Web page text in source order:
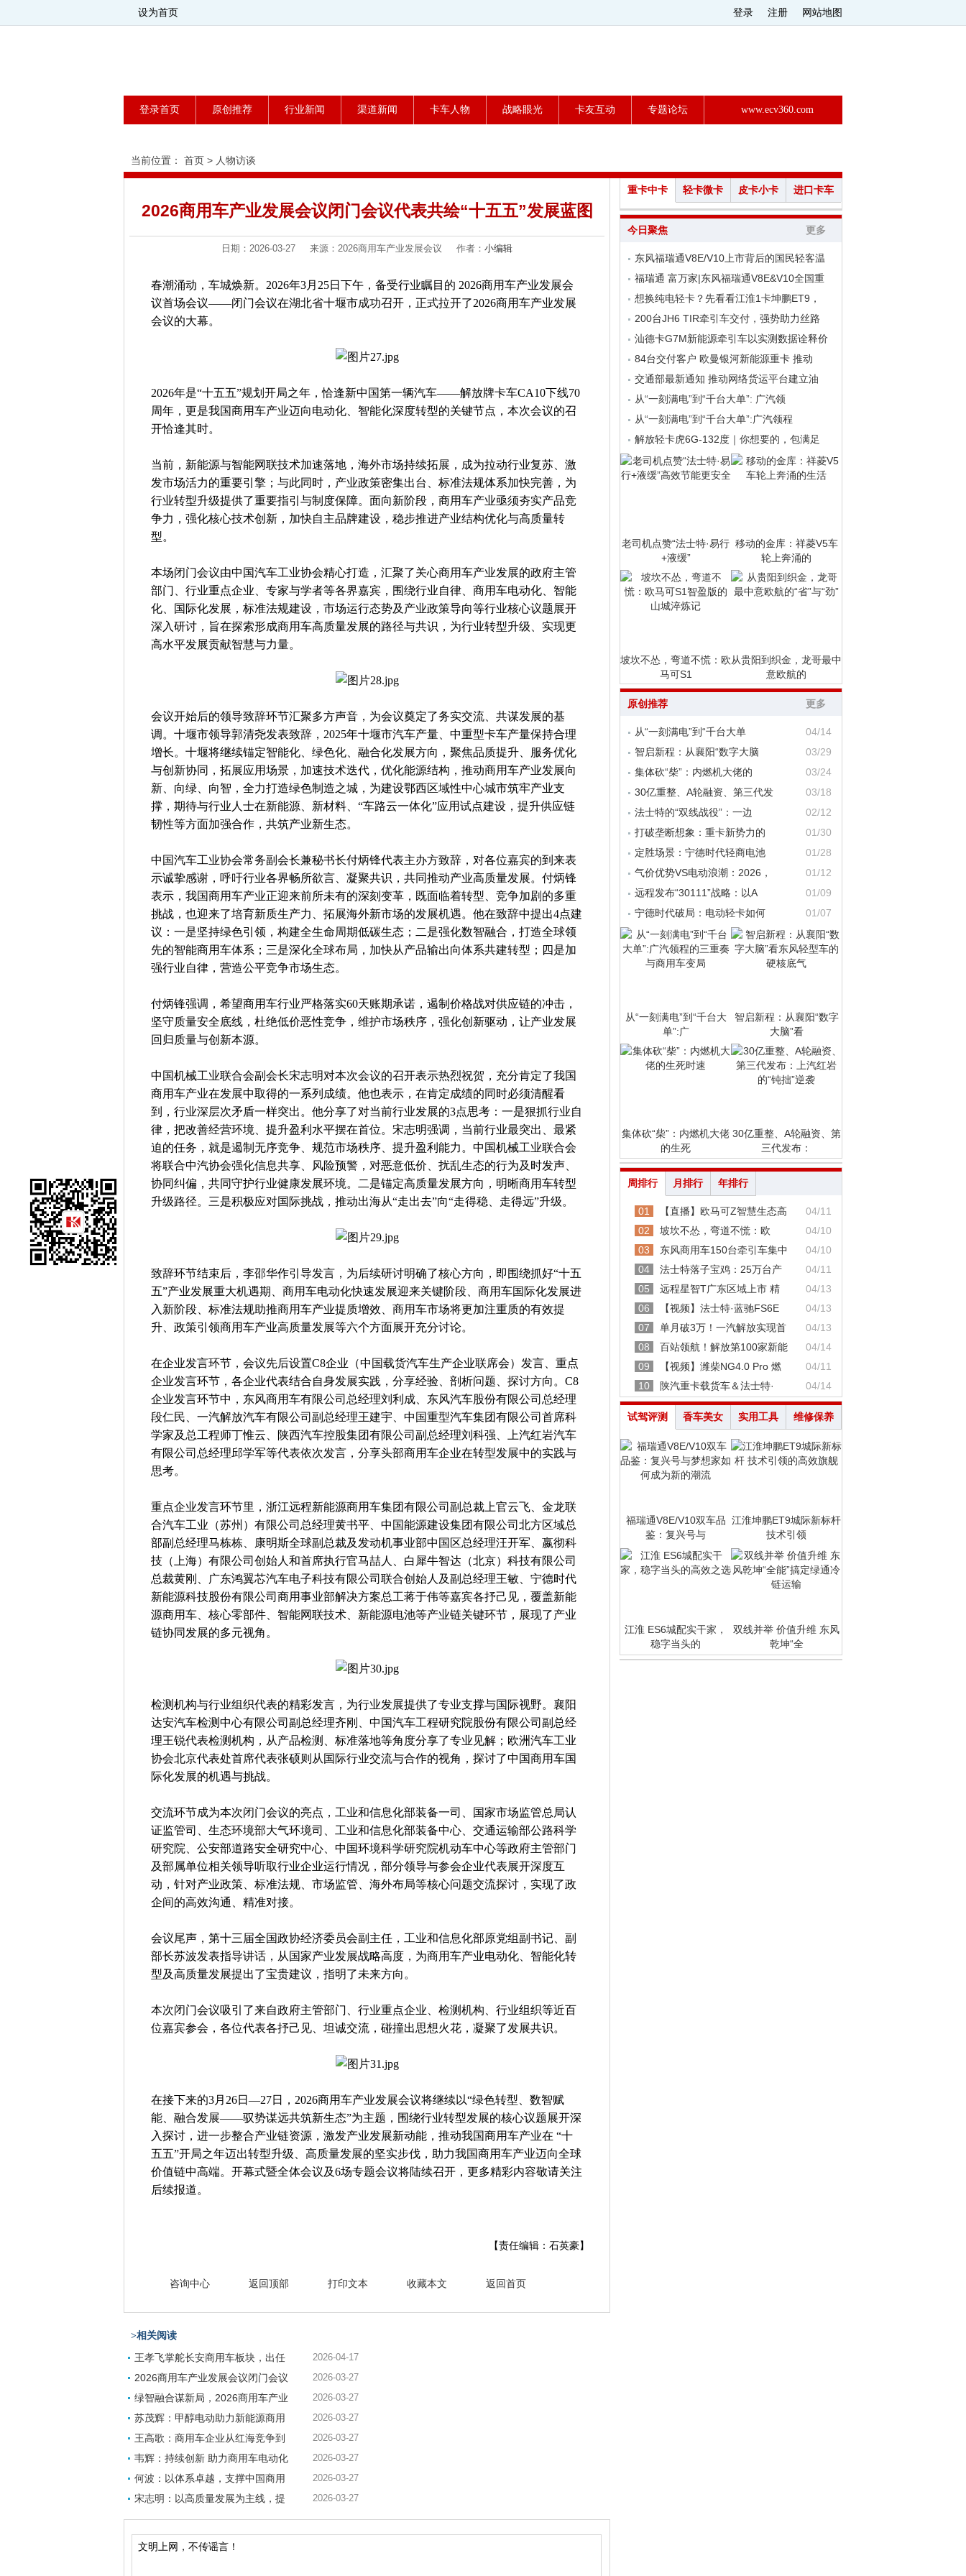
设为首页 登录 注册 网站地图
登录首页 原创推荐 行业新闻 渠道新闻 卡车人物 战略眼光 卡友互动 专题论坛 www.ecv360.com
当前位置： 首页 > 人物访谈
2026商用车产业发展会议闭门会议代表共绘“十五五”发展蓝图
日期：2026-03-27 来源：2026商用车产业发展会议 作者： 小编辑
春潮涌动，车城焕新。2026年3月25日下午，备受行业瞩目的 2026商用车产业发展会
议首场会议——闭门会议在湖北省十堰市成功召开，正式拉开了2026商用车产业发展
会议的大幕。
2026年是“十五五”规划开局之年，恰逢新中国第一辆汽车——解放牌卡车CA10下线70
周年，更是我国商用车产业迈向电动化、智能化深度转型的关键节点，本次会议的召
开恰逢其时。
当前，新能源与智能网联技术加速落地，海外市场持续拓展，成为拉动行业复苏、激
发市场活力的重要引擎；与此同时，产业政策密集出台、标准法规体系加快完善，为
行业转型升级提供了重要指引与制度保障。面向新阶段，商用车产业亟须夯实产品竞
争力，强化核心技术创新，加快自主品牌建设，稳步推进产业结构优化与高质量转
型。
本场闭门会议由中国汽车工业协会精心打造，汇聚了关心商用车产业发展的政府主管
部门、行业重点企业、专家与学者等各界嘉宾，围绕行业自律、商用车电动化、智能
化、国际化发展，标准法规建设，市场运行态势及产业政策导向等行业核心议题展开
深入研讨，旨在探索形成商用车高质量发展的路径与共识，为行业转型升级、实现更
高水平发展贡献智慧与力量。
会议开始后的领导致辞环节汇聚多方声音，为会议奠定了务实交流、共谋发展的基
调。十堰市领导郭清尧发表致辞，2025年十堰市汽车产量、中重型卡车产量保持合理
增长。十堰将继续锚定智能化、绿色化、融合化发展方向，聚焦品质提升、服务优化
与创新协同，拓展应用场景，加速技术迭代，优化能源结构，推动商用车产业发展向
新、向绿、向智，全力打造绿色制造之城，为建设鄂西区域性中心城市筑牢产业支
撑，期待与行业人士在新能源、新材料、“车路云一体化”应用试点建设，提升供应链
韧性等方面加强合作，共筑产业新生态。
中国汽车工业协会常务副会长兼秘书长付炳锋代表主办方致辞，对各位嘉宾的到来表
示诚挚感谢，呼吁行业各界畅所欲言、凝聚共识，共同推动产业高质量发展。付炳锋
表示，我国商用车产业正迎来前所未有的深刻变革，既面临着转型、竞争加剧的多重
挑战，也迎来了培育新质生产力、拓展海外新市场的发展机遇。他在致辞中提出4点建
议：一是坚持绿色引领，构建全生命周期低碳生态；二是强化数智融合，打造全球领
先的智能商用车体系；三是深化全球布局，加快从产品输出向体系共建转型；四是加
强行业自律，营造公平竞争市场生态。
付炳锋强调，希望商用车行业严格落实60天账期承诺，遏制价格战对供应链的冲击，
坚守质量安全底线，杜绝低价恶性竞争，维护市场秩序，强化创新驱动，让产业发展
回归质量与创新本源。
中国机械工业联合会副会长宋志明对本次会议的召开表示热烈祝贺，充分肯定了我国
商用车产业在发展中取得的一系列成绩。他也表示，在肯定成绩的同时必须清醒看
到，行业深层次矛盾一样突出。他分享了对当前行业发展的3点思考：一是狠抓行业自
律，把改善经营环境、提升盈利水平摆在首位。宋志明强调，当前行业最突出、最紧
迫的任务，就是遏制无序竞争、规范市场秩序、提升盈利能力。中国机械工业联合会
将联合中汽协会强化信息共享、风险预警，对恶意低价、扰乱生态的行为及时发声、
协同纠偏，共同守护行业健康发展环境。二是锚定高质量发展方向，明晰商用车转型
升级路径。三是积极应对国际挑战，推动出海从“走出去”向“走得稳、走得远”升级。
致辞环节结束后，李邵华作引导发言，为后续研讨明确了核心方向，即围绕抓好“十五
五”产业发展重大机遇期、商用车电动化快速发展迎来关键阶段、商用车国际化发展进
入新阶段、标准法规助推商用车产业提质增效、商用车市场将更加注重质的有效提
升、政策引领商用车产业高质量发展等六个方面展开充分讨论。
在企业发言环节，会议先后设置C8企业（中国载货汽车生产企业联席会）发言、重点
企业发言环节，各企业代表结合自身发展实践，分享经验、剖析问题、探讨方向。C8
企业发言环节中，东风商用车有限公司总经理刘利成、东风汽车股份有限公司总经理
段仁民、一汽解放汽车有限公司副总经理王建宇、中国重型汽车集团有限公司首席科
学家及总工程师丁惟云、陕西汽车控股集团有限公司副总经理刘科强、上汽红岩汽车
有限公司总经理邱学军等代表依次发言，分享头部商用车企业在转型发展中的实践与
思考。
重点企业发言环节里，浙江远程新能源商用车集团有限公司副总裁上官云飞、金龙联
合汽车工业（苏州）有限公司总经理黄书平、中国能源建设集团有限公司北方区域总
部副总经理马栋栋、康明斯全球副总裁及发动机事业部中国区总经理汪开军、嬴彻科
技（上海）有限公司创始人和首席执行官马喆人、白犀牛智达（北京）科技有限公司
总裁黄刚、广东鸿翼芯汽车电子科技有限公司联合创始人及副总经理王敏、宁德时代
新能源科技股份有限公司商用事业部解决方案总工蒋于伟等嘉宾各抒己见，覆盖新能
源商用车、核心零部件、智能网联技术、新能源电池等产业链关键环节，展现了产业
链协同发展的多元视角。
检测机构与行业组织代表的精彩发言，为行业发展提供了专业支撑与国际视野。襄阳
达安汽车检测中心有限公司副总经理齐刚、中国汽车工程研究院股份有限公司副总经
理王锐代表检测机构，从产品检测、标准落地等角度分享了专业见解；欧洲汽车工业
协会北京代表处首席代表张硕则从国际行业交流与合作的视角，探讨了中国商用车国
际化发展的机遇与挑战。
交流环节成为本次闭门会议的亮点，工业和信息化部装备一司、国家市场监管总局认
证监管司、生态环境部大气环境司、工业和信息化部装备中心、交通运输部公路科学
研究院、公安部道路安全研究中心、中国环境科学研究院机动车中心等政府主管部门
及部属单位相关领导听取行业企业运行情况，部分领导与参会企业代表展开深度互
动，针对产业政策、标准法规、市场监管、海外布局等核心问题交流探讨，实现了政
企间的高效沟通、精准对接。
会议尾声，第十三届全国政协经济委员会副主任，工业和信息化部原党组副书记、副
部长苏波发表指导讲话，从国家产业发展战略高度，为商用车产业电动化、智能化转
型及高质量发展提出了宝贵建议，指明了未来方向。
本次闭门会议吸引了来自政府主管部门、行业重点企业、检测机构、行业组织等近百
位嘉宾参会，各位代表各抒己见、坦诚交流，碰撞出思想火花，凝聚了发展共识。
在接下来的3月26日—27日，2026商用车产业发展会议将继续以“绿色转型、数智赋
能、融合发展——驭势谋远共筑新生态”为主题，围绕行业转型发展的核心议题展开深
入探讨，进一步整合产业链资源，激发产业发展新动能，推动我国商用车产业在 “十
五五”开局之年迈出转型升级、高质量发展的坚实步伐，助力我国商用车产业迈向全球
价值链中高端。开幕式暨全体会议及6场专题会议将陆续召开，更多精彩内容敬请关注
后续报道。
【责任编辑：石英豪】
咨询中心 返回顶部 打印文本 收藏本文 返回首页
>相关阅读
王孝飞掌舵长安商用车板块，出任 2026-04-17
2026商用车产业发展会议闭门会议 2026-03-27
绿智融合谋新局，2026商用车产业 2026-03-27
苏茂辉：甲醇电动助力新能源商用 2026-03-27
王高歌：商用车企业从红海竞争到 2026-03-27
韦辉：持续创新 助力商用车电动化 2026-03-27
何波：以体系卓越，支撑中国商用 2026-03-27
宋志明：以高质量发展为主线，提 2026-03-27
重卡中卡 轻卡微卡 皮卡小卡 进口卡车
今日聚焦 更多
东风福瑞通V8E/V10上市背后的国民轻客温
福瑞通 富万家|东风福瑞通V8E&V10全国重
想换纯电轻卡？先看看江淮1卡坤鹏ET9，
200台JH6 TIR牵引车交付，强势助力丝路
汕德卡G7M新能源牵引车以实测数据诠释价
84台交付客户 欧曼银河新能源重卡 推动
交通部最新通知 推动网络货运平台建立油
从“一刻满电”到“千台大单”: 广汽领
从“一刻满电”到“千台大单”:广汽领程
解放轻卡虎6G-132度｜你想要的，包满足
老司机点赞“法士特·易行
+液缓”
移动的金库：祥菱V5车
轮上奔涌的
坡坎不怂，弯道不慌：欧
马可S1
从贵阳到织金，龙哥最中
意欧航的
原创推荐 更多
从“一刻满电”到“千台大单
04/14
智启新程：从襄阳“数字大脑
03/29
集体砍“柴”：内燃机大佬的
03/24
30亿重整、A轮融资、第三代发
03/18
法士特的“双线战役”：一边
02/12
打破垄断想象：重卡新势力的
01/30
定胜场景：宁德时代轻商电池
01/28
气价优势VS电动浪潮：2026，
01/12
远程发布“30111”战略：以A
01/09
宁德时代破局：电动轻卡如何
01/07
从“一刻满电”到“千台大
单”:广
智启新程：从襄阳“数字
大脑”看
集体砍“柴”：内燃机大佬
的生死
30亿重整、A轮融资、第
三代发布：
周排行 月排行 年排行
01 【直播】欧马可Z智慧生态高
04/11
02
坡坎不怂，弯道不慌：欧
04/10
03
东风商用车150台牵引车集中
04/10
04
法士特落子宝鸡：25万台产
04/11
05
远程星智T广东区域上市 精
04/13
06
【视频】法士特·蓝驰FS6E
04/13
07
单月破3万！一汽解放实现首
04/13
08
百站领航！解放第100家新能
04/14
09
【视频】潍柴NG4.0 Pro 燃
04/11
10
陕汽重卡载货车＆法士特· 04/14
试驾评测 香车美女 实用工具 维修保养
福瑞通V8E/V10双车品
鉴：复兴号与
江淮坤鹏ET9城际新标杆
技术引领
江淮 ES6城配实干家，
稳字当头的
双线并举 价值升维 东风
乾坤“全